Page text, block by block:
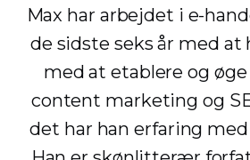
Max har arbejdet i e-
de sidste seks år med
med at etablere og
content marketing og
det har han erfaring